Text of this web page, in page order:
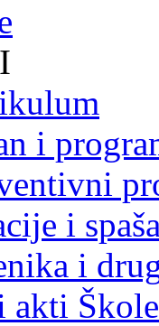
i
i
i
akti Škole